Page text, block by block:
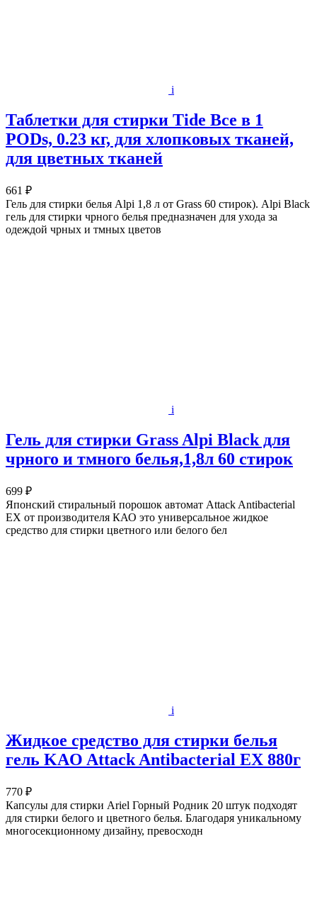
i
Таблетки для стирки Tide Все в 1
PODs, 0.23 кг, для хлопковых тканей,
для цветных тканей
661 ₽
Гель для стирки белья Alpi 1,8 л от Grass 60 стирок). Alpi Black
гель для стирки чрного белья предназначен для ухода за
одеждой чрных и тмных цветов
i
Гель для стирки Grass Alpi Black для
чрного и тмного белья,1,8л 60 стирок
699 ₽
Японский стиральный порошок автомат Attack Antibacterial
EX от производителя КАО это универсальное жидкое
средство для стирки цветного или белого бел
i
Жидкое средство для стирки белья
гель KAO Attack Antibacterial EX 880г
770 ₽
Капсулы для стирки Ariel Горный Родник 20 штук подходят
для стирки белого и цветного белья. Благодаря уникальному
многосекционному дизайну, превосходн